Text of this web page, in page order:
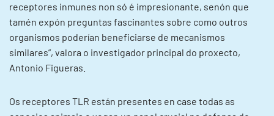
receptores inmunes non só é impresionante, senón que
tamén expón preguntas fascinantes sobre como outros
organismos poderían beneficiarse de mecanismos
similares”, valora o investigador principal do proxecto,
Antonio Figueras.
Os receptores TLR están presentes en case todas as